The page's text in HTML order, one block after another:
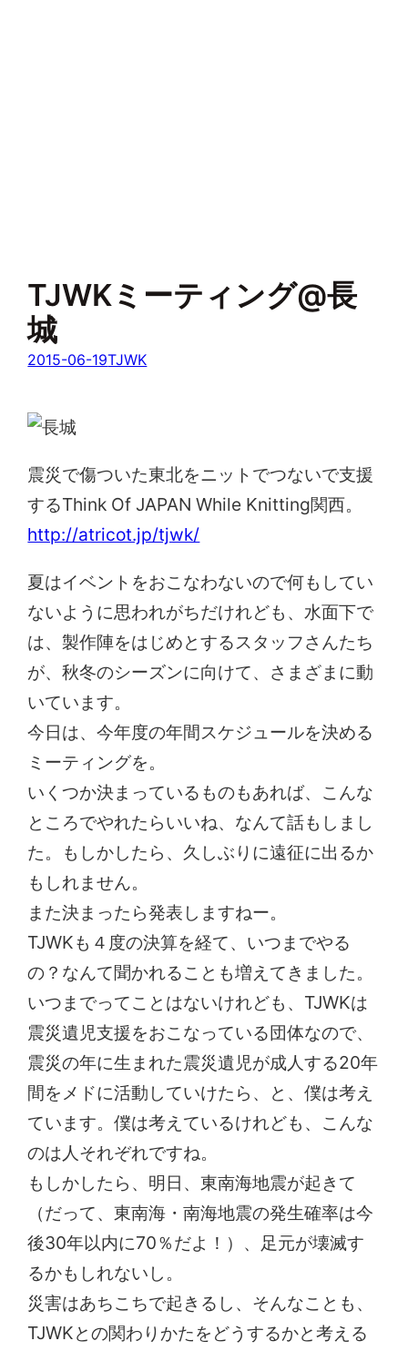
TJWKミーティング@長
城
2015-06-19TJWK
震災で傷ついた東北をニットでつないで支援
するThink Of JAPAN While Knitting関西。
http://atricot.jp/tjwk/
夏はイベントをおこなわないので何もしてい
ないように思われがちだけれども、水面下で
は、製作陣をはじめとするスタッフさんたち
が、秋冬のシーズンに向けて、さまざまに動
いています。
今日は、今年度の年間スケジュールを決める
ミーティングを。
いくつか決まっているものもあれば、こんな
ところでやれたらいいね、なんて話もしまし
た。もしかしたら、久しぶりに遠征に出るか
もしれません。
また決まったら発表しますねー。
TJWKも４度の決算を経て、いつまでやる
の？なんて聞かれることも増えてきました。
いつまでってことはないけれども、TJWKは
震災遺児支援をおこなっている団体なので、
震災の年に生まれた震災遺児が成人する20年
間をメドに活動していけたら、と、僕は考え
ています。僕は考えているけれども、こんな
のは人それぞれですね。
もしかしたら、明日、東南海地震が起きて
（だって、東南海・南海地震の発生確率は今
後30年以内に70％だよ！）、足元が壊滅す
るかもしれないし。
災害はあちこちで起きるし、そんなことも、
TJWKとの関わりかたをどうするかと考える